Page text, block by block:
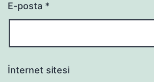
E-posta *
İnternet sitesi